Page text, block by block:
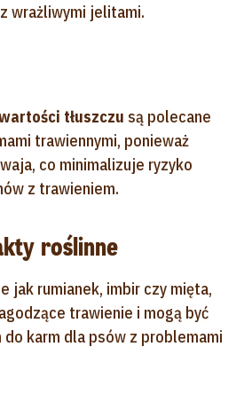
wrażliwymi jelitami.
tłuszczu są polecane
trawiennymi, ponieważ
co minimalizuje ryzyko
z trawieniem.
roślinne
jak rumianek, imbir czy mięta,
trawienie i mogą być
karm dla psów z problemami